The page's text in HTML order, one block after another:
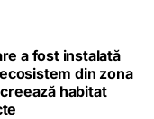
a fost instalată
din zona
habitat